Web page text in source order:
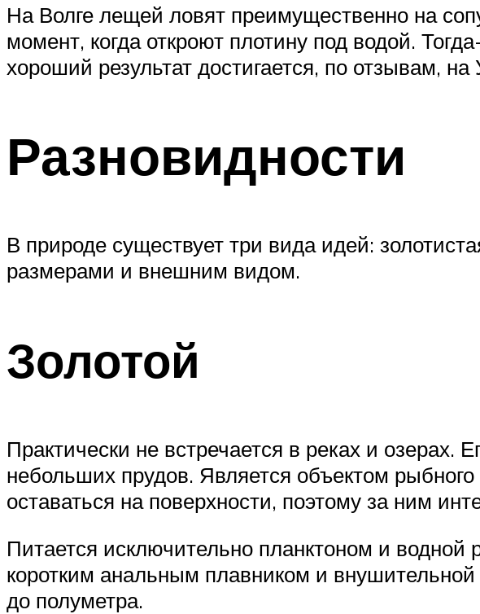
На Волге лещей ловят преимущественно на
момент, когда откроют плотину под водой.
хороший результат достигается, по отзывам,
Разновидности
В природе существует три вида идей:
размерами и внешним видом.
Золотой
Практически не встречается в реках и озерах.
небольших прудов. Является объектом
оставаться на поверхности, поэтому за ним
Питается исключительно планктоном и
коротким анальным плавником и
до полуметра.